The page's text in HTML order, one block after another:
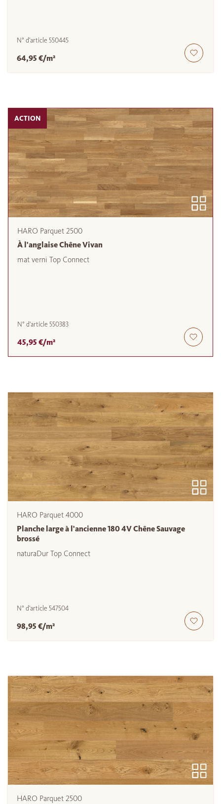
N° d'article 550445
64,95 €/m²
ACTION
HARO Parquet 2500
À l'anglaise Chêne Vivan
mat verni Top Connect
N° d'article 550383
45,95 €/m²
HARO Parquet 4000
Planche large à l'ancienne 180 4V Chêne Sauvage
brossé
naturaDur Top Connect
N° d'article 547504
98,95 €/m²
HARO Parquet 2500